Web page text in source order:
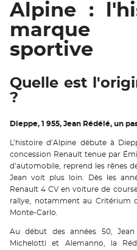
Alpine :
marque
sportive
Quelle est
?
Dieppe, 1 955, Jean Rédélé, un
L’histoire d’Alpine débute à
concession Renault tenue par
d’automobile, reprend les rênes
Jean voit plus loin. Dès les
Renault 4 CV en voiture de
rallye, notamment au Critérium
Monte-Carlo.
Au début des années 50,
Michelotti et Alemanno, la